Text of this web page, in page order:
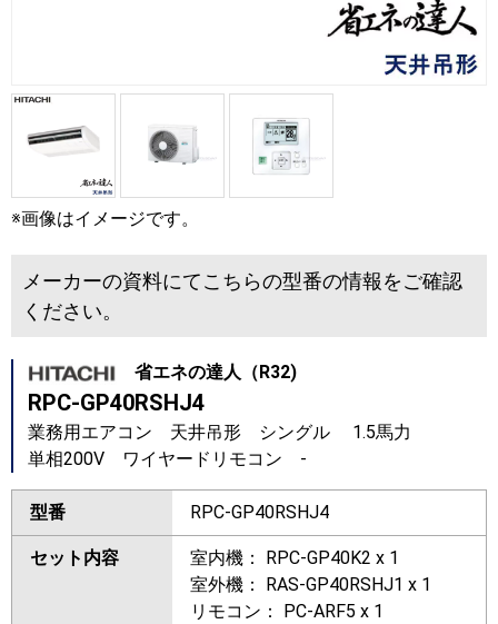
※画像はイメージです。
メーカーの資料にてこちらの型番の情報をご確認
ください。
省エネの達人（R32)
RPC-GP40RSHJ4
業務用エアコン 天井吊形 シングル 1.5馬力
単相200V ワイヤードリモコン -
型番 RPC-GP40RSHJ4
セット内容
室内機： RPC-GP40K2 x 1
室外機： RAS-GP40RSHJ1 x 1
リモコン： PC-ARF5 x 1